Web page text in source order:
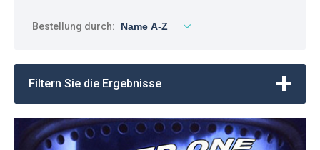
Bestellung durch:
Filtern Sie die Ergebnisse